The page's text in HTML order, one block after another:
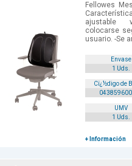
Fellowes
ajustable
colocarse
usuario. -Se
Envase
1 Uds.
Cï¿½digo de
UMV
1 Uds.
+ Información